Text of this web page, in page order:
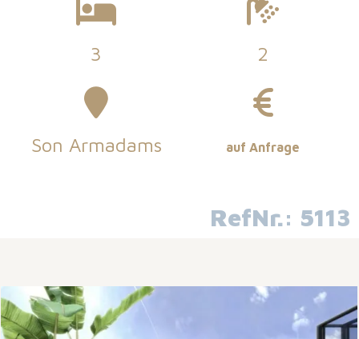
3 2
Son Armadams auf Anfrage
RefNr.: 5113